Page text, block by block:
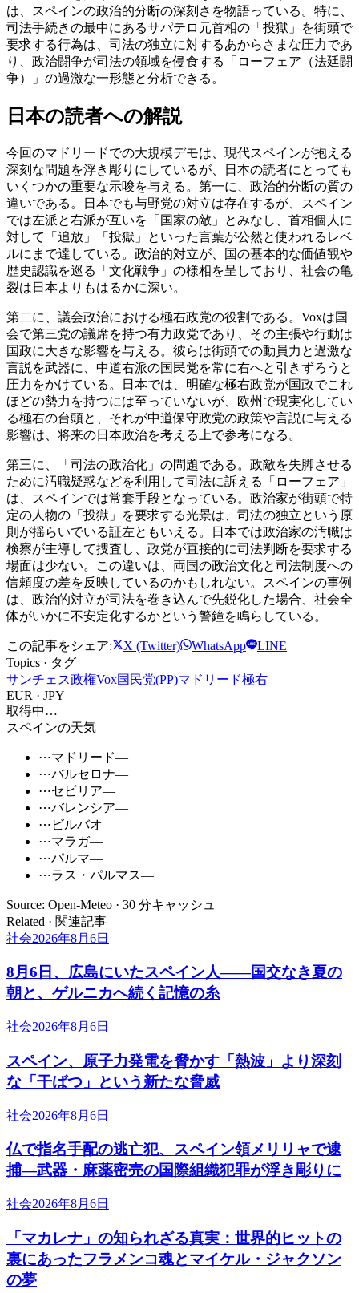
は、スペインの政治的分断の深刻さを物語っている。特に、
司法手続きの最中にあるサパテロ元首相の「投獄」を街頭で
要求する行為は、司法の独立に対するあからさまな圧力であ
り、政治闘争が司法の領域を侵食する「ローフェア（法廷闘
争）」の過激な一形態と分析できる。
日本の読者への解説
今回のマドリードでの大規模デモは、現代スペインが抱える
深刻な問題を浮き彫りにしているが、日本の読者にとっても
いくつかの重要な示唆を与える。第一に、政治的分断の質の
違いである。日本でも与野党の対立は存在するが、スペイン
では左派と右派が互いを「国家の敵」とみなし、首相個人に
対して「追放」「投獄」といった言葉が公然と使われるレベ
ルにまで達している。政治的対立が、国の基本的な価値観や
歴史認識を巡る「文化戦争」の様相を呈しており、社会の亀
裂は日本よりもはるかに深い。
第二に、議会政治における極右政党の役割である。Voxは国
会で第三党の議席を持つ有力政党であり、その主張や行動は
国政に大きな影響を与える。彼らは街頭での動員力と過激な
言説を武器に、中道右派の国民党を常に右へと引きずろうと
圧力をかけている。日本では、明確な極右政党が国政でこれ
ほどの勢力を持つには至っていないが、欧州で現実化してい
る極右の台頭と、それが中道保守政党の政策や言説に与える
影響は、将来の日本政治を考える上で参考になる。
第三に、「司法の政治化」の問題である。政敵を失脚させる
ために汚職疑惑などを利用して司法に訴える「ローフェア」
は、スペインでは常套手段となっている。政治家が街頭で特
定の人物の「投獄」を要求する光景は、司法の独立という原
則が揺らいでいる証左ともいえる。日本では政治家の汚職は
検察が主導して捜査し、政党が直接的に司法判断を要求する
場面は少ない。この違いは、両国の政治文化と司法制度への
信頼度の差を反映しているのかもしれない。スペインの事例
は、政治的対立が司法を巻き込んで先鋭化した場合、社会全
体がいかに不安定化するかという警鐘を鳴らしている。
この記事をシェア: X (Twitter) WhatsApp
LINE
Topics · タグ
サンチェス政権Vox国民党(PP)マドリード極右
EUR · JPY
取得中…
スペインの天気
⋯マドリード—
⋯バルセロナ—
⋯セビリア—
⋯バレンシア—
⋯ ビルバオ—
⋯マラガ—
⋯パルマ—
⋯ラス・パルマス—
Source: Open-Meteo · 30 分キャッシュ
Related · 関連記事
社会2026年8月6日
8月6日、広島にいたスペイン人――国交なき夏の
朝と、ゲルニカへ続く記憶の糸
社会2026年8月6日
スペイン、原子力発電を脅かす「熱波」より深刻
な「干ばつ」という新たな脅威
社会2026年8月6日
仏で指名手配の逃亡犯、スペイン領メリリャで逮
捕―武器・麻薬密売の国際組織犯罪が浮き彫りに
社会2026年8月6日
「マカレナ」の知られざる真実：世界的ヒットの
裏にあったフラメンコ魂とマイケル・ジャクソン
の夢